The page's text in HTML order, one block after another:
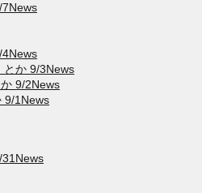
とか 9/3News
9/2News
9/1News
31News